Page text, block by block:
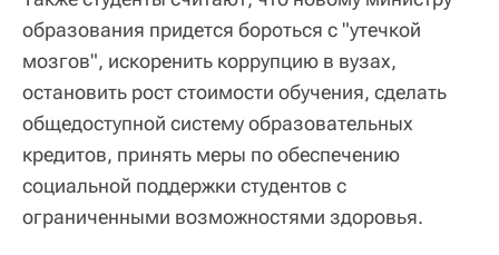
образования придется бороться с "утечкой
мозгов", искоренить коррупцию в вузах,
остановить рост стоимости обучения, сделать
общедоступной систему образовательных
кредитов, принять меры по обеспечению
социальной поддержки студентов с
ограниченными возможностями здоровья.